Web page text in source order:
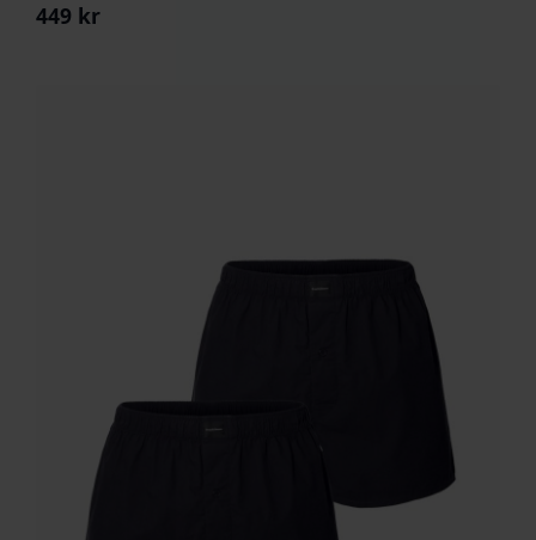
449 kr